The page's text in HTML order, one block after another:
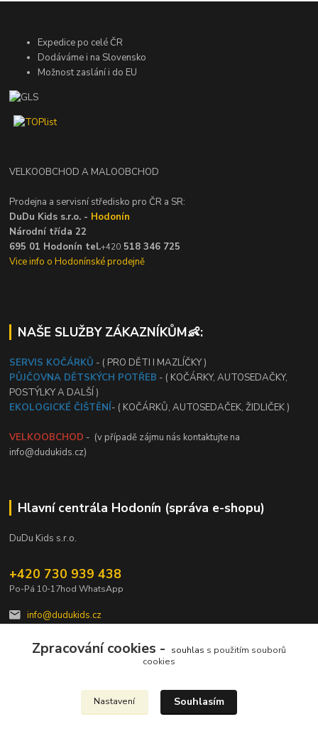
Expedice po celé ČR
Dodáváme i na Slovensko
Možnost zaslání i do EU
VELKOOBCHOD A MALOOBCHOD
Prodejna a servisní středisko pro ČR a SR:
DuDu Kids s.r.o. - Hodonín
Národní třída 22
695 01 Hodonín tel.+420 518 346 725
Vice info o Hodonínské prodejně
NAŠE SLUŽBY ZÁKAZNÍKŮM👶:
SERVIS KOČÁRKŮ - ( PRO DĚTI I MAZLÍČKY )
PŮJČOVNA DĚTSKÝCH POTŘEB - ( KOČÁRKY, AUTOSEDAČKY,
POSTÝLKY A DALŠÍ )
EKOLOGICKÉ ČIŠTĚNÍ- ( KOČÁRKŮ, AUTOSEDAČEK, ŽIDLIČEK )
VELKOOBCHOD - (v případě zájmu nás kontaktujte na
info@dudukids.cz)
Hlavní centrála Hodonín (správa e-shopu)
DuDu Kids s.r.o.
+420 730 939 438
Po-Pá 10-17hod WhatsApp
info@dudukids.cz
Upravit sběr cookies.
Zpracování cookies - souhlas s použitím souborů
cookies
Nastavení Souhlasím